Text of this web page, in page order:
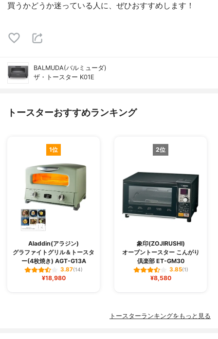
買うかどうか迷っている人に、ぜひおすすめします！
BALMUDA(バルミューダ)
ザ・トースター K01E
トースターおすすめランキング
1位
Aladdin(アラジン)
グラファイトグリル＆トースタ
ー(4枚焼き) AGT-G13A
3.87(14)
¥18,980
2位
象印(ZOJIRUSHI)
オーブントースター こんがり
倶楽部 ET-GM30
3.85(1)
¥8,580
トースターランキングをもっと見る